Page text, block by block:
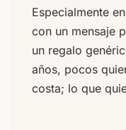
Especialmente
con un mensaje
un regalo
años, pocos
costa; lo que